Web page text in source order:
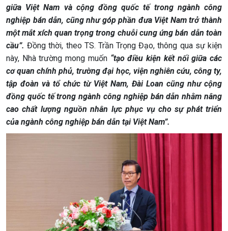
giữa Việt Nam và cộng đồng quốc tế trong ngành công
nghiệp bán dẫn, cũng như góp phần đưa Việt Nam trở thành
một mắt xích quan trọng trong chuỗi cung ứng bán dẫn toàn
cầu”. Đồng thời, theo TS. Trần Trọng Đạo, thông qua sự kiện
này, Nhà trường mong muốn“tạo điều kiện kết nối giữa các
cơ quan chính phủ, trường đại học, viện nghiên cứu, công ty,
tập đoàn và tổ chức từ Việt Nam, Đài Loan cũng như cộng
đồng quốc tế trong ngành công nghiệp bán dẫn nhằm nâng
cao chất lượng nguồn nhân lực phục vụ cho sự phát triển
của ngành công nghiệp bán dẫn tại Việt Nam”.